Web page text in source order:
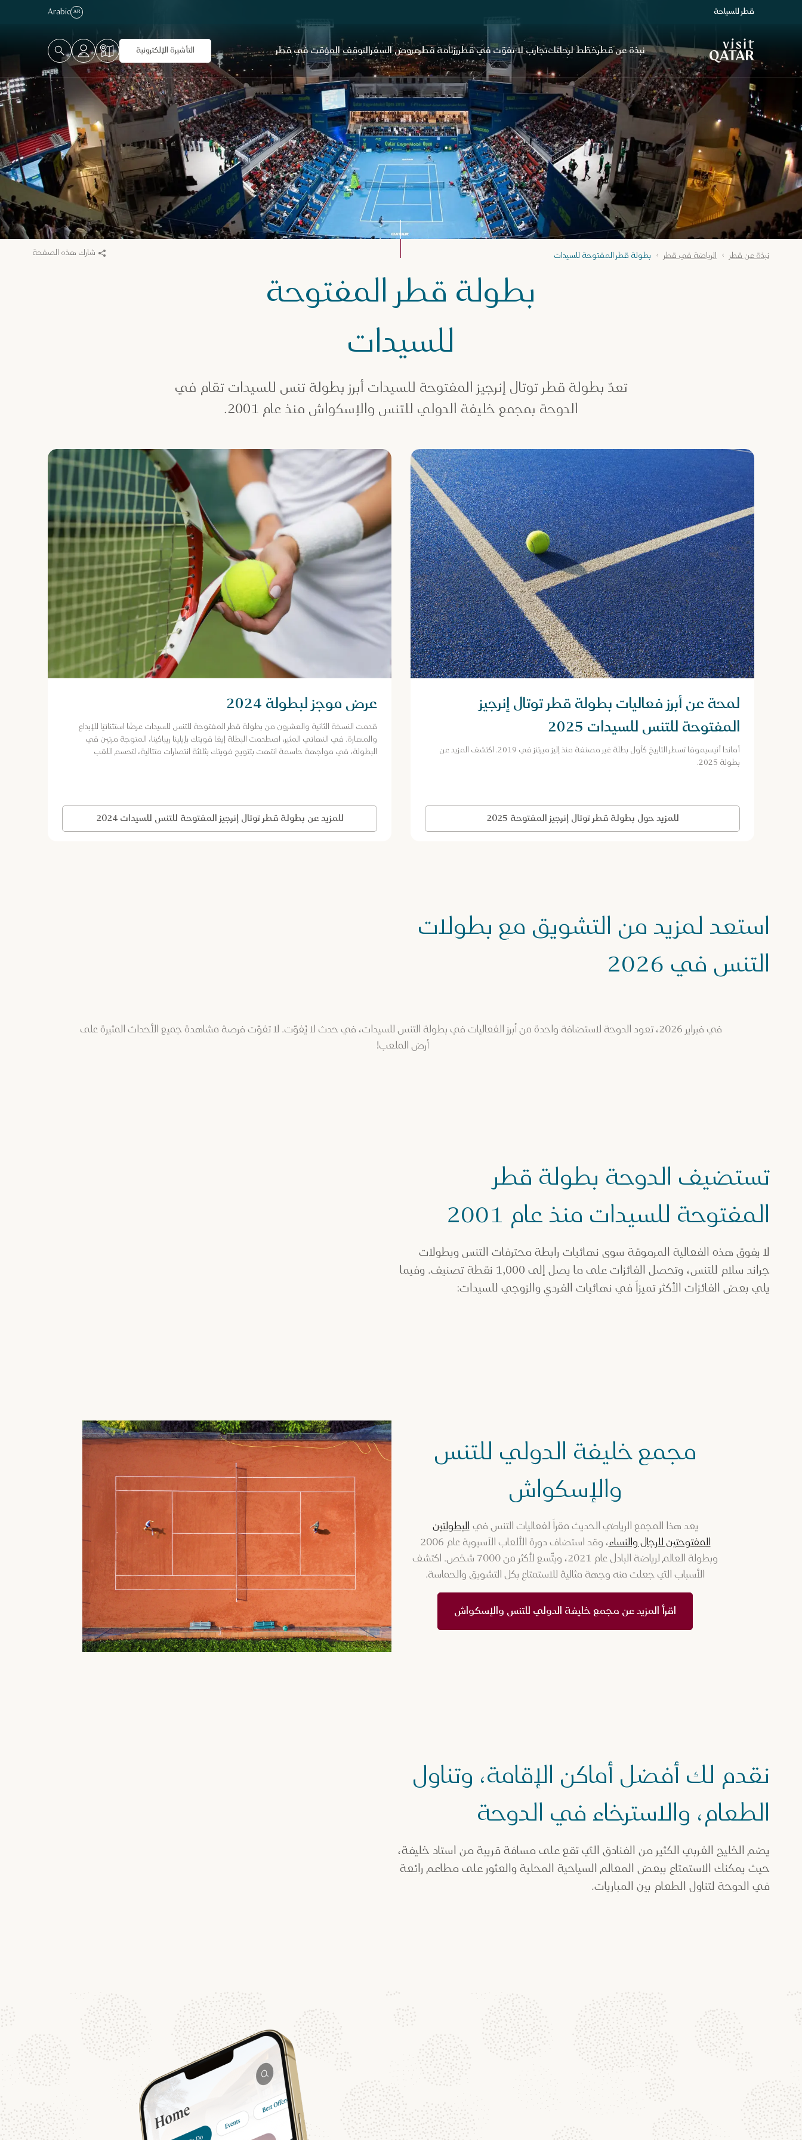
الصفحة الرئيسية لموقع VisitQatar
قطر للسياحة AR
Arabic
نبذة عن قطرخطّط لرحلتكتجارب لا تفوّت في قطررزنامة قطرعروض السفرالتوقف المؤقت في قطر التأشيرة الإلكترونية
نبذة عن قطر الرياضة في قطر بطولة قطر المفتوحة للسيدات شارك هذه الصفحة
بطولة قطر المفتوحة
للسيدات
تعدّ بطولة قطر توتال إنرجيز المفتوحة للسيدات أبرز بطولة تنس للسيدات تقام في
الدوحة بمجمع خليفة الدولي للتنس والإسكواش منذ عام 2001.
لمحة عن أبرز فعاليات بطولة قطر توتال إنرجيز
المفتوحة للتنس للسيدات 2025
أماندا أنيسيموفا تسطر التاريخ كأول بطلة غير مصنفة منذ إليز ميرتنز في 2019. اكتشف المزيد عن
بطولة 2025.
للمزيد حول بطولة قطر توتال إنرجيز المفتوحة 2025
عرض موجز لبطولة 2024
قدمت النسخة الثانية والعشرون من بطولة قطر المفتوحة للتنس للسيدات عرضًا استثنائيًا للإبداع
والمهارة. في النهائي المثير، اصطدمت البطلة إيغا فويتك بإيلينا ريباكينا، المتوجة مرتين في
البطولة، في مواجهة حاسمة انتهت بتتويج فويتك بثلاثة انتصارات متتالية، لتحسم اللقب
للمزيد عن بطولة قطر توتال إنرجيز المفتوحة للتنس للسيدات 2024
استعد لمزيد من التشويق مع بطولات
التنس في 2026
في فبراير 2026، تعود الدوحة لاستضافة واحدة من أبرز الفعاليات في بطولة التنس للسيدات، في حدث لا يُفوّت. لا تفوّت فرصة مشاهدة جميع الأحداث المثيرة على
أرض الملعب!
تستضيف الدوحة بطولة قطر
المفتوحة للسيدات منذ عام 2001
لا يفوق هذه الفعالية المرموقة سوى نهائيات رابطة محترفات التنس وبطولات
جراند سلام للتنس، وتحصل الفائزات على ما يصل إلى 1,000 نقطة تصنيف. وفيما
يلي بعض الفائزات الأكثر تميزاً في نهائيات الفردي والزوجي للسيدات:
مجمع خليفة الدولي للتنس
والإسكواش
يعد هذا المجمع الرياضي الحديث مقراً لفعاليات التنس في البطولتين
المفتوحتين للرجال والنساء
، وقد استضاف دورة الألعاب الآسيوية عام 2006
وبطولة العالم لرياضة البادل عام 2021، ويتّسع لأكثر من 7000 شخص. اكتشف
الأسباب التي جعلت منه وجهة مثالية للاستمتاع بكل التشويق والحماسة.
اقرأ المزيد عن مجمع خليفة الدولي للتنس والإسكواش
نقدم لك أفضل أماكن الإقامة، وتناول
الطعام، والاسترخاء في الدوحة
يضم الخليج الغربي الكثير من الفنادق التي تقع على مسافة قريبة من استاد خليفة،
حيث يمكنك الاستمتاع ببعض المعالم السياحية المحلية والعثور على مطاعم رائعة
في الدوحة لتناول الطعام بين المباريات.